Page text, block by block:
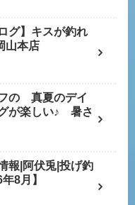
グ】キスが釣れ
山本店
の 真夏のデイ
が楽しい♪ 暑さ
報|阿伏兎|投げ釣
8月】